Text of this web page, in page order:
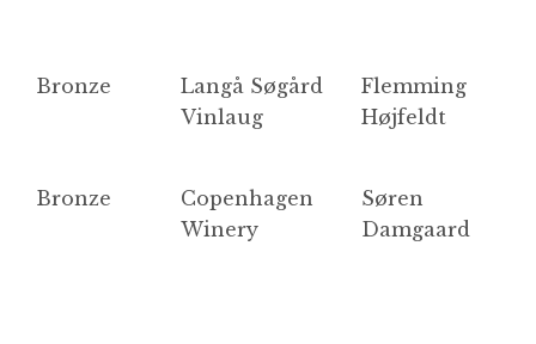
Bronze
Langå Søgård
Vinlaug
Flemming
Højfeldt
Bronze
Copenhagen
Winery
Søren
Damgaard